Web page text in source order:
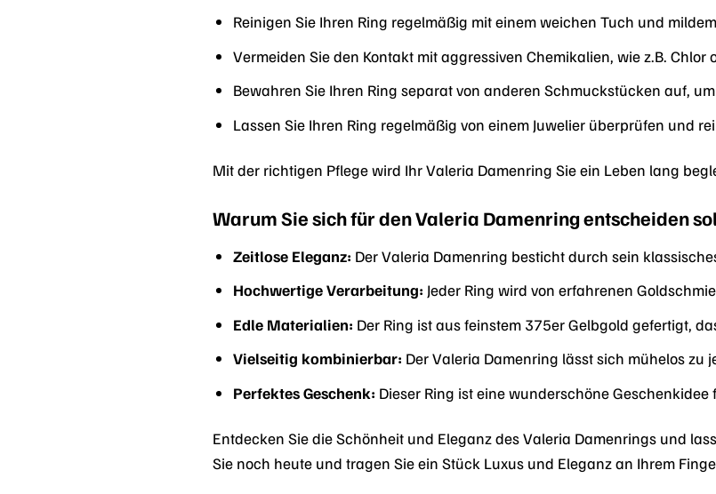
Reinigen Sie Ihren Ring regelmäßig mit einem weichen Tuch und
Vermeiden Sie den Kontakt mit aggressiven Chemikalien, wie z.B. Chlor
Bewahren Sie Ihren Ring separat von anderen Schmuckstücken auf,
Lassen Sie Ihren Ring regelmäßig von einem Juwelier überprüfen und
Mit der richtigen Pflege wird Ihr Valeria Damenring Sie ein Leben lang
Warum Sie sich für den Valeria Damenring entscheiden
Zeitlose Eleganz: Der Valeria Damenring besticht durch sein
Hochwertige Verarbeitung: Jeder Ring wird von erfahrenen
Edle Materialien: Der Ring ist aus feinstem 375er Gelbgold gefertigt,
Vielseitig kombinierbar: Der Valeria Damenring lässt sich mühelos zu
Perfektes Geschenk: Dieser Ring ist eine wunderschöne
Entdecken Sie die Schönheit und Eleganz des Valeria Damenrings und
Sie noch heute und tragen Sie ein Stück Luxus und Eleganz an Ihrem